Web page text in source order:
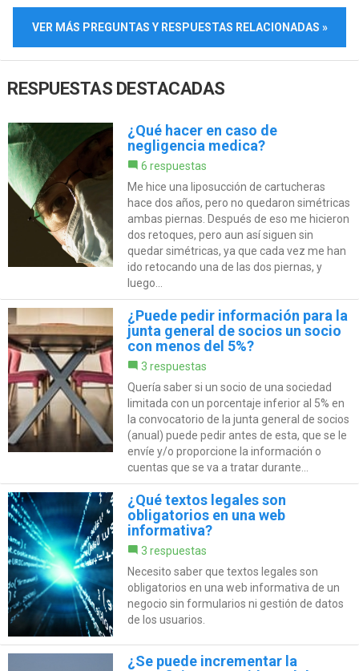
VER MÁS PREGUNTAS Y RESPUESTAS RELACIONADAS »
RESPUESTAS DESTACADAS
¿Qué hacer en caso de
negligencia medica?
6 respuestas
Me hice una liposucción de cartucheras
hace dos años, pero no quedaron simétricas
ambas piernas. Después de eso me hicieron
dos retoques, pero aun así siguen sin
quedar simétricas, ya que cada vez me han
ido retocando una de las dos piernas, y
luego...
¿Puede pedir información para la
junta general de socios un socio
con menos del 5%?
3 respuestas
Quería saber si un socio de una sociedad
limitada con un porcentaje inferior al 5% en
la convocatorio de la junta general de socios
(anual) puede pedir antes de esta, que se le
envíe y/o proporcione la información o
cuentas que se va a tratar durante...
¿Qué textos legales son
obligatorios en una web
informativa?
3 respuestas
Necesito saber que textos legales son
obligatorios en una web informativa de un
negocio sin formularios ni gestión de datos
de los usuarios.
¿Se puede incrementar la